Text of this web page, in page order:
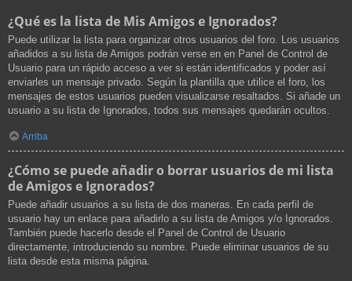
¿Qué es la lista de Mis Amigos e Ignorados?
Puede utilizar la lista para organizar otros usuarios del foro. Los usuarios
añadidos a su lista de Amigos podrán verse en en Panel de Control de
Usuario para un rápido acceso a ver si están identificados y poder así
enviarles un mensaje privado. Según la plantilla que utilice el foro, los
mensajes de estos usuarios pueden visualizarse resaltados. Si añade un
usuario a su lista de Ignorados, todos sus mensajes quedarán ocultos.
Arriba
¿Cómo se puede añadir o borrar usuarios de mi lista
de Amigos e Ignorados?
Puede añadir usuarios a su lista de dos maneras. En cada perfil de
usuario hay un enlace para añadirlo a su lista de Amigos y/o Ignorados.
También puede hacerlo desde el Panel de Control de Usuario
directamente, introduciendo su nombre. Puede eliminar usuarios de su
lista desde esta misma página.